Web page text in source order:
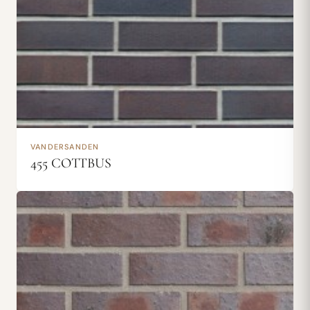
VANDERSANDEN
455 COTTBUS